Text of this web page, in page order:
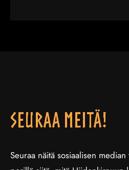
Seuraa meitä!
Seuraa näitä sosiaalisen